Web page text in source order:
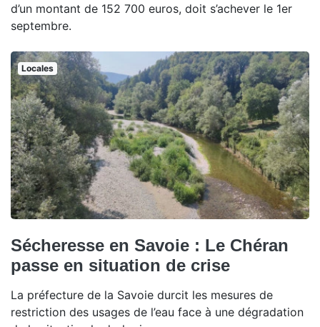
d’un montant de 152 700 euros, doit s’achever le 1er
septembre.
Locales
Sécheresse en Savoie : Le Chéran
passe en situation de crise
La préfecture de la Savoie durcit les mesures de
restriction des usages de l’eau face à une dégradation